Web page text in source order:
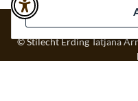
* Alle Preise inkl.
© Stilecht Erding Tatjana